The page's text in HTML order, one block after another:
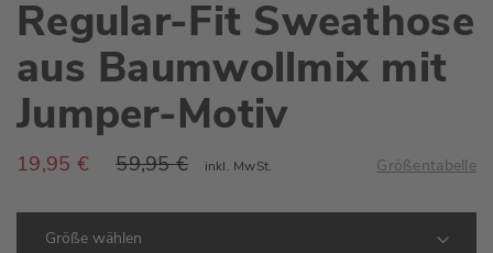
der
Bildgalerie
Regular-Fit Sweathose
aus Baumwollmix mit
Jumper-Motiv
19,95 € 59,95 € inkl. MwSt. Größentabelle